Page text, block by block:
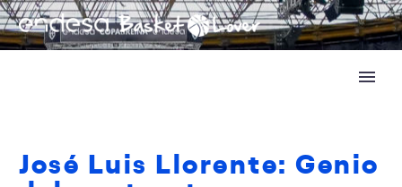
José Luis Llorente: Genio